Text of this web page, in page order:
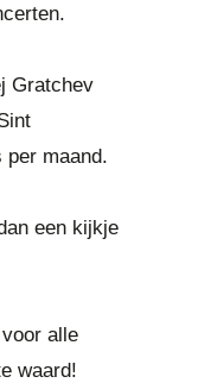
Gratchev
per maand.
een kijkje
alle
waard!